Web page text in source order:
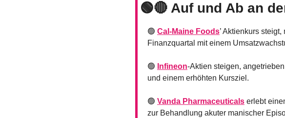
🟢🔴 Auf und Ab an
🟢 Cal-Maine Foods’ Aktienkurs
Finanzquartal mit einem
🟢 Infineon-Aktien steigen,
und einem erhöhten Kursziel.
🟢 Vanda Pharmaceuticals erlebt
zur Behandlung akuter manischer